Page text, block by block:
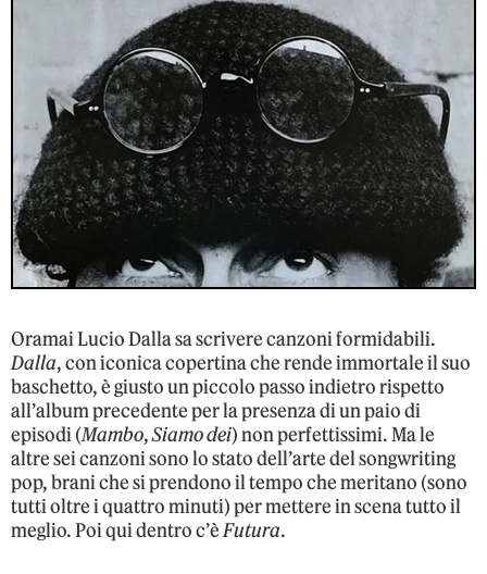
Oramai Lucio Dalla sa scrivere canzoni formidabili.
Dalla, con iconica copertina che rende immortale il suo
baschetto, è giusto un piccolo passo indietro rispetto
all’album precedente per la presenza di un paio di
episodi (Mambo,Siamo dei) non perfettissimi. Ma le
altre sei canzoni sono lo stato dell’arte del songwriting
pop, brani che si prendono il tempo che meritano (sono
tutti oltre i quattro minuti) per mettere in scena tutto il
meglio. Poi qui dentro c’èFutura.